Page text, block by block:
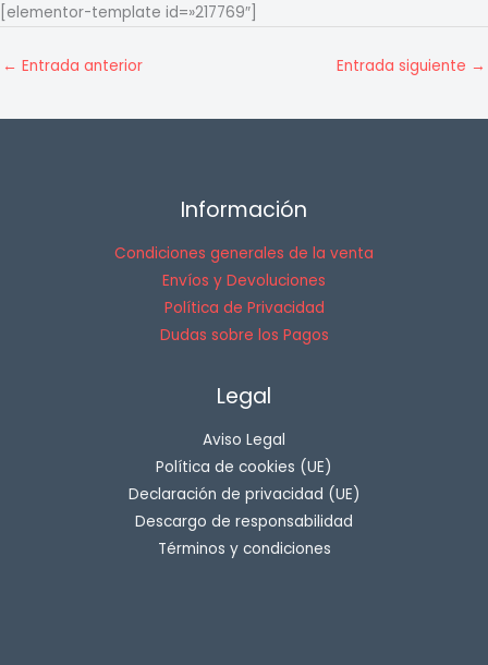
[elementor-template id=»217769″]
← Entrada anterior Entrada siguiente →
Información
Condiciones generales de la venta
Envíos y Devoluciones
Política de Privacidad
Dudas sobre los Pagos
Legal
Aviso Legal
Política de cookies (UE)
Declaración de privacidad (UE)
Descargo de responsabilidad
Términos y condiciones